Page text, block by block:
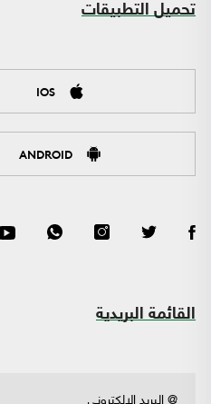
تحميل التطبيقات
IOS
ANDROID
القائمة البريدية